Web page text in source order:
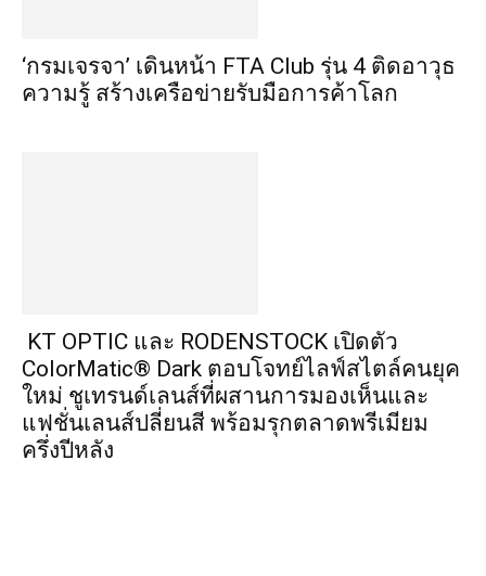
‘กรมเจรจา’ เดินหน้า FTA Club รุ่น 4 ติดอาวุธ
ความรู้ สร้างเครือข่ายรับมือการค้าโลก
KT OPTIC และ RODENSTOCK เปิดตัว
ColorMatic® Dark ตอบโจทย์ไลฟ์สไตล์คนยุค
ใหม่ ชูเทรนด์เลนส์ที่ผสานการมองเห็นและ
แฟชั่นเลนส์ปลี่ยนสี พร้อมรุกตลาดพรีเมียม
ครึ่งปีหลัง